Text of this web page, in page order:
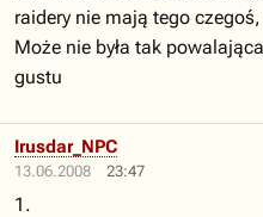
raidery nie mają tego
Może nie była tak
gustu
13.06.2008 23:47
Irusdar_NPC
1.